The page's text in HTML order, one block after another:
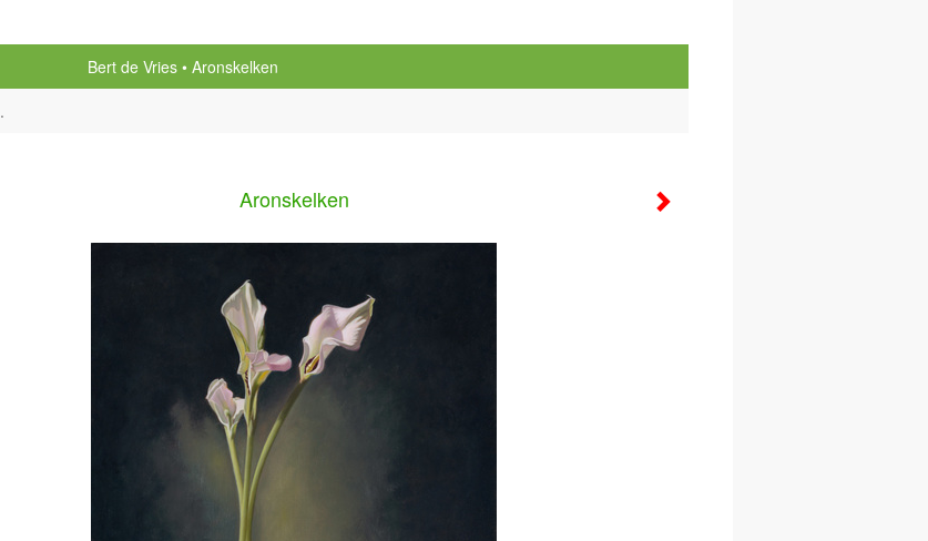
Bert de Vries
Aronskelken
.
Aronskelken